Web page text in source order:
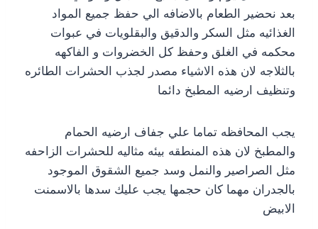
بعد نحضير الطعام بالاضافه الي حفظ جميع المواد
الغذائيه مثل السكر والدقيق والبقلويات في عبوات
محكمه في الغلق وحفظ كل الخضروات و الفاكهه
بالثلاجه لان هذه الاشياء مصدر لجذب الحشرات الطائره
وتنظيف ارضيه المطبخ دائما
يجب المحافظه تماما علي جفاف ارضيه الحمام
والمطبخ لان هذه المنطقه بيئه مثاليه للحشرات الزاحفه
مثل الصراصير والنمل وسد جميع الشقوق الموجود
بالجدران مهما كان حجمها يجب عليك سدها بالاسمنت
الابيض